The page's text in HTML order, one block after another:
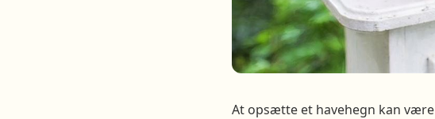
At opsætte et havehegn kan